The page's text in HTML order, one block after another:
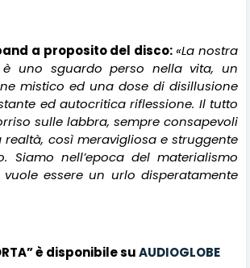
a proposito del disco: «La nostra
è uno sguardo perso nella vita, un
mistico ed una dose di disillusione
ed autocritica riflessione. Il tutto
sulle labbra, sempre consapevoli
così meravigliosa e struggente
Siamo nell’epoca del materialismo
essere un urlo disperatamente
è disponibile suAUDIOGLOBE